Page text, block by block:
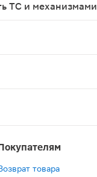
ТС и механизмами
товара